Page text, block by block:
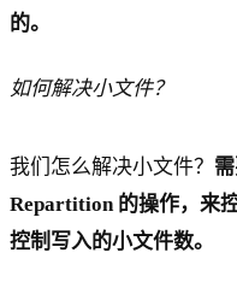
的。
如何解决小文件？
我们怎么解决小文件？
Repartition 的操作，来
控制写入的小文件数。